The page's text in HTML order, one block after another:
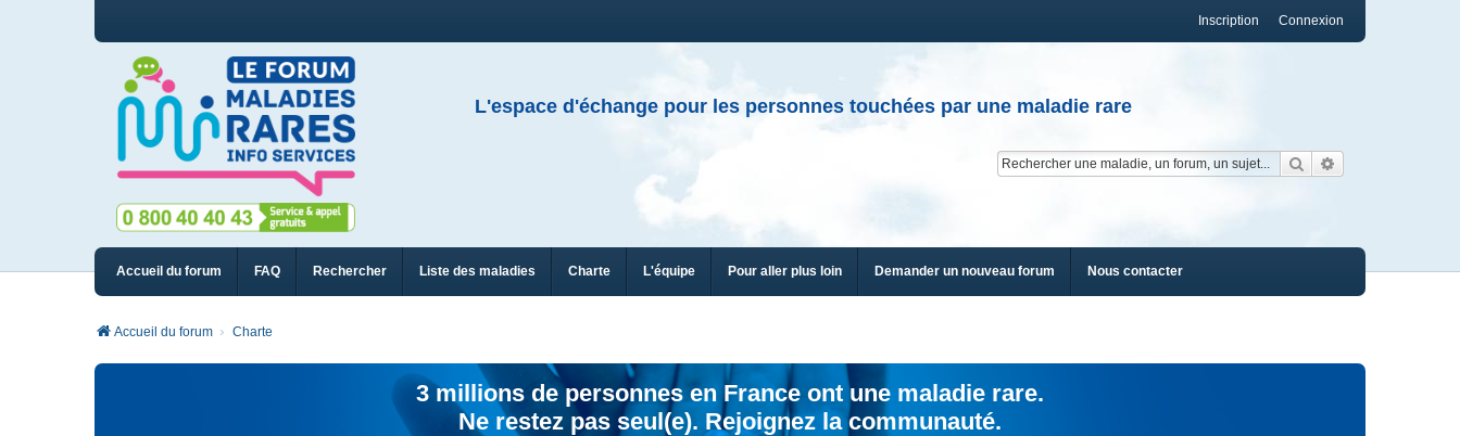
Connexion
Inscription
L'espace d'échange pour les personnes touchées par une maladie rare
Rechercher
Accueil du forum FAQ Rechercher Liste des maladies Charte L'équipe Pour aller plus loin Demander un nouveau forum Nous contacter
Accueil du forum Charte
3 millions de personnes en France ont une maladie rare.
Ne restez pas seul(e). Rejoignez la communauté.